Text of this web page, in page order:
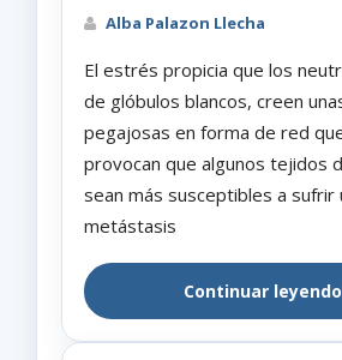
Alba Palazon Llecha
El estrés propicia que los
de glóbulos blancos, creen
pegajosas en forma de red
provocan que algunos tejidos
sean más susceptibles a sufrir
metástasis
Continuar leyendo